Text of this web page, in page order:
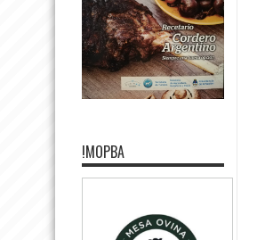
!MOPBA